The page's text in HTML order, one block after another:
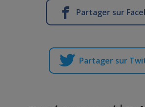
Partager sur
Partager sur